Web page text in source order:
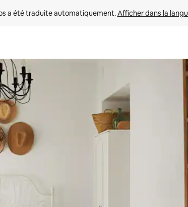
a été traduite automatiquement. Afficher dans la
vers le haut et vers le bas, ou en appuyant